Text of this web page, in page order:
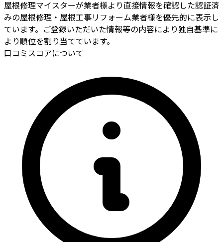
屋根修理マイスターが業者様より直接情報を確認した認証済
みの屋根修理・屋根工事リフォーム業者様を優先的に表示し
ています。ご登録いただいた情報等の内容により独自基準に
より順位を割り当てています。
口コミスコアについて